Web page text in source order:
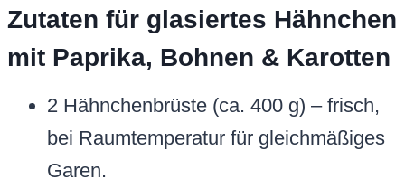
Zutaten für glasiertes Hähnchen
mit Paprika, Bohnen & Karotten
2 Hähnchenbrüste (ca. 400 g) – frisch,
bei Raumtemperatur für gleichmäßiges
Garen.